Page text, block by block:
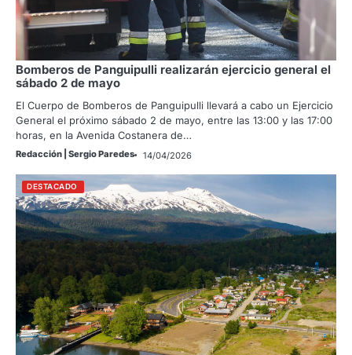
Bomberos de Panguipulli realizarán ejercicio general el
sábado 2 de mayo
El Cuerpo de Bomberos de Panguipulli llevará a cabo un Ejercicio
General el próximo sábado 2 de mayo, entre las 13:00 y las 17:00
horas, en la Avenida Costanera de…
Redacción | Sergio Paredes 14/04/2026
DESTACADO